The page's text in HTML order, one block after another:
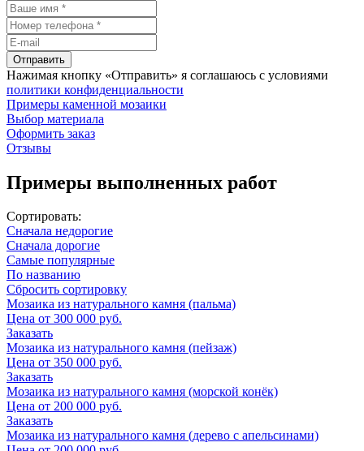
Отправить
Нажимая кнопку «Отправить» я соглашаюсь с условиями
политики конфиденциальности
Примеры каменной мозаики
Выбор материала
Оформить заказ
Отзывы
Примеры выполненных работ
Сортировать:
Сначала недорогие
Сначала дорогие
Самые популярные
По названию
Сбросить сортировку
Мозаика из натурального камня (пальма)
Цена от 300 000 руб.
Заказать
Мозаика из натурального камня (пейзаж)
Цена от 350 000 руб.
Заказать
Мозаика из натурального камня (морской конёк)
Цена от 200 000 руб.
Заказать
Мозаика из натурального камня (дерево с апельсинами)